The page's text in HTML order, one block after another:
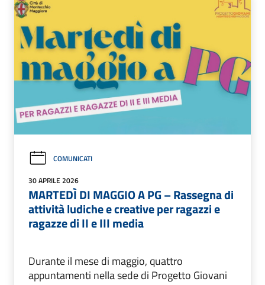
COMUNICATI
30 APRILE 2026
MARTEDÌ DI MAGGIO A PG – Rassegna di
attività ludiche e creative per ragazzi e
ragazze di II e III media
Durante il mese di maggio, quattro
appuntamenti nella sede di Progetto Giovani